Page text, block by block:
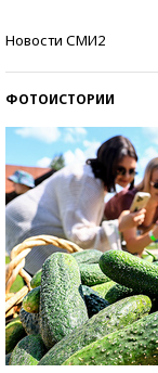
Новости СМИ2
ФОТОИСТОРИИ